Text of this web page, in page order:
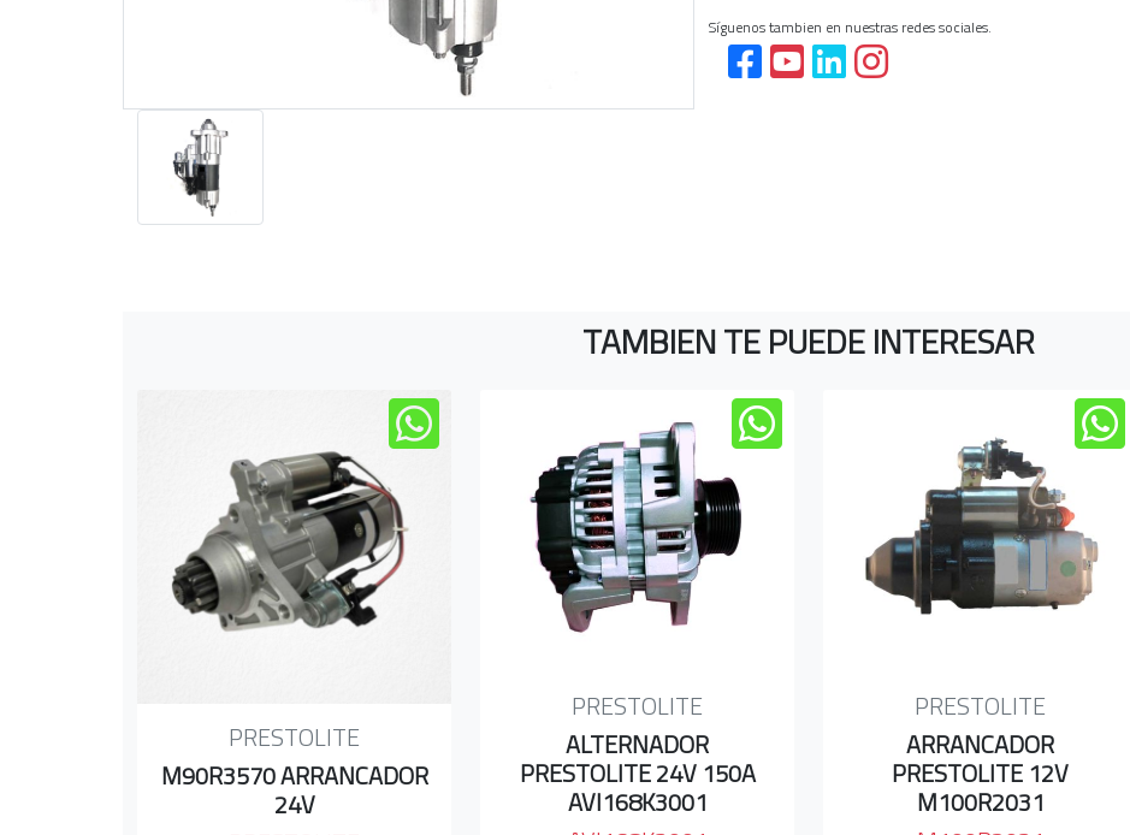
Síguenos tambien en nuestras redes sociales.
TAMBIEN TE PUEDE INTERESAR
PRESTOLITE
M90R3570 ARRANCADOR
24V
PRESTOLITE
ALTERNADOR
PRESTOLITE 24V 150A
AVI168K3001
PRESTOLITE
ARRANCADOR
PRESTOLITE 12V
M100R2031